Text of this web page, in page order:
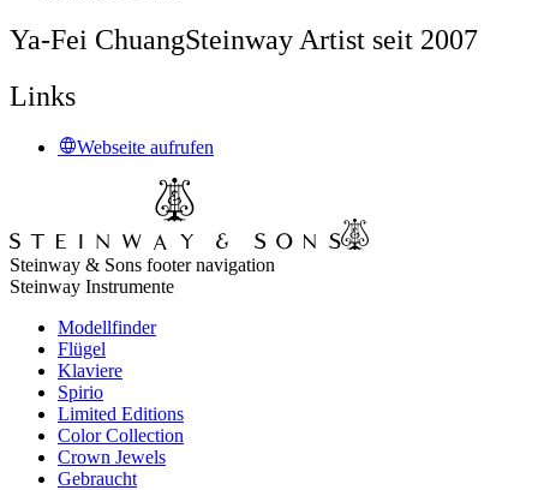
Ya-Fei ChuangSteinway Artist seit 2007
Links
Webseite aufrufen
Steinway & Sons footer navigation
Steinway Instrumente
Modellfinder
Flügel
Klaviere
Spirio
Limited Editions
Color Collection
Crown Jewels
Gebraucht